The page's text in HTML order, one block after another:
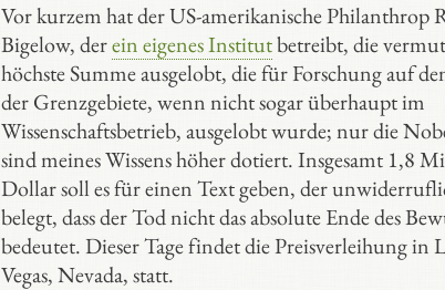
Vor kurzem hat der US-amerikanische Philanthrop
Bigelow, derein eigenes Institutbetreibt, die
höchste Summe ausgelobt, die für Forschung auf
der Grenzgebiete, wenn nicht sogar überhaupt im
Wissenschaftsbetrieb, ausgelobt wurde; nur die
sind meines Wissens höher dotiert. Insgesamt 1,8
Dollar soll es für einen Text geben, der
belegt, dass der Tod nicht das absolute Ende des
bedeutet. Dieser Tage findet die Preisverleihung in
Vegas, Nevada, statt.